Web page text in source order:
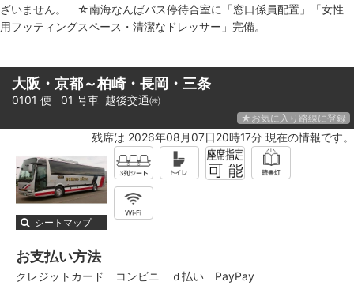
ざいません。 ☆南海なんばバス停待合室に「窓口係員配置」「女性
用フッティングスペース・清潔なドレッサー」完備。
大阪・京都～柏崎・長岡・三条
0101 便 01 号車 越後交通㈱
★お気に入り路線に登録
残席は 2026年08月07日20時17分 現在の情報です。
シートマップ
お支払い方法
クレジットカード コンビニ ｄ払い PayPay